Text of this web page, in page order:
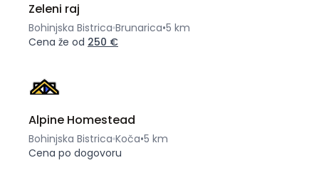
Zeleni raj
Bohinjska Bistrica Brunarica•5 km
Cena že od 250 €
Alpine Homestead
Bohinjska Bistrica Koča•5 km
Cena po dogovoru